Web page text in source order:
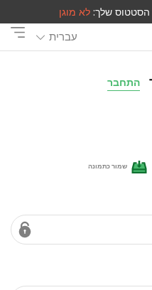
לא מוגן
עברית
התחבר
שמור כתמונה